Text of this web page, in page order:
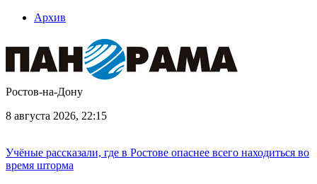
Архив
Ростов-на-Дону
8 августа 2026, 22:15
Учёные рассказали, где в Ростове опаснее всего находиться во
время шторма